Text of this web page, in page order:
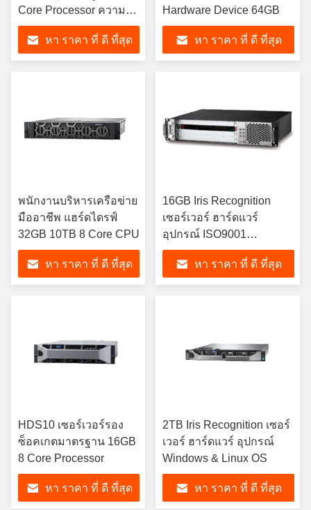
Core Processor ความจํา
64GB
หา ราคา ที่ ดี ที่สุด
Hardware Device 64GB
หา ราคา ที่ ดี ที่สุด
พนักงานบริหารเครือข่าย
มืออาชีพ แฮร์ดไดรฟ์
32GB 10TB 8 Core CPU
หา ราคา ที่ ดี ที่สุด
16GB Iris Recognition
เซอร์เวอร์ ฮาร์ดแวร์
อุปกรณ์ ISO9001
ฮาร์ดแวร์แข็งแรง
หา ราคา ที่ ดี ที่สุด
HDS10 เซอร์เวอร์รอง
ซ็อคเกตมาตรฐาน 16GB
8 Core Processor
หา ราคา ที่ ดี ที่สุด
2TB Iris Recognition เซอร์
เวอร์ ฮาร์ดแวร์ อุปกรณ์
Windows & Linux OS
หา ราคา ที่ ดี ที่สุด